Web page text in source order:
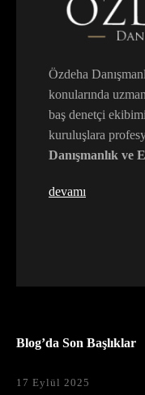
Özdeha
konularında
baş denetçi
kuruluşlara
Danışmanlık ve
devamı
Blog’da Son Başlıklar
17 Eylül 2025